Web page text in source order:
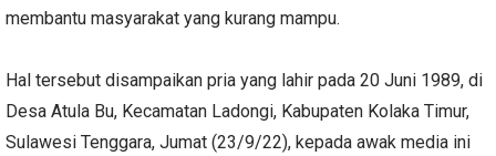
membantu masyarakat yang kurang mampu.
Hal tersebut disampaikan pria yang lahir pada 20 Juni 1989, di
Desa Atula Bu, Kecamatan Ladongi, Kabupaten Kolaka Timur,
Sulawesi Tenggara, Jumat (23/9/22), kepada awak media ini